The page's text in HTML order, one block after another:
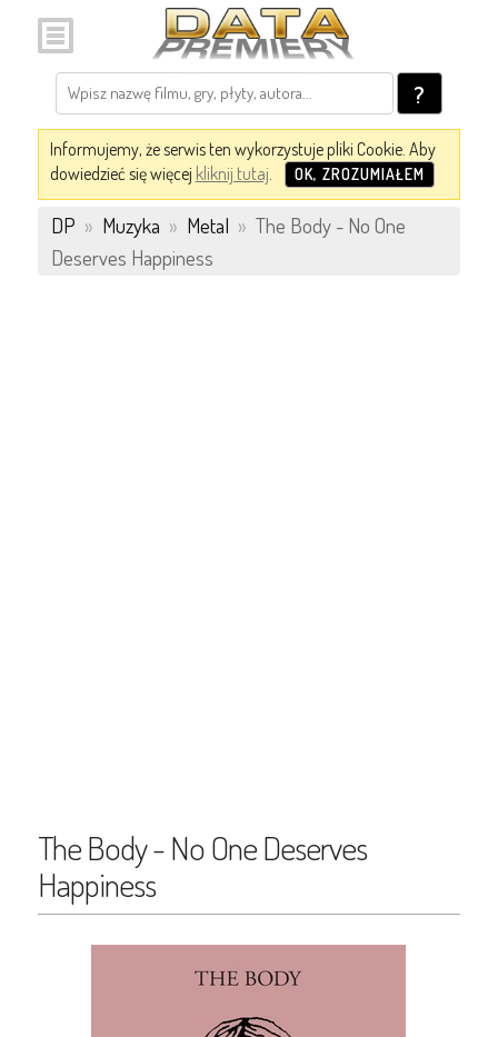
?
Informujemy, że serwis ten wykorzystuje pliki Cookie. Aby
dowiedzieć się więcej kliknij tutaj. OK, ZROZUMIAŁEM
DP » Muzyka » Metal » The Body - No One
Deserves Happiness
The Body - No One Deserves
Happiness